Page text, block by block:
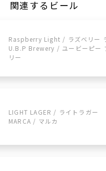
関連するビール
Raspberry Light / ラズベリー
U.B.P Brewery / ユービーピー
リー
LIGHT LAGER / ライトラガー
MARCA / マルカ